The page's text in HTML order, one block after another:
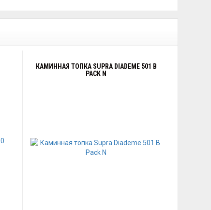
КАМИННАЯ ТОПКА SUPRA DIADEME 501 B
PACK N